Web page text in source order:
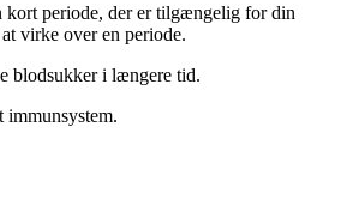
kort periode, der er tilgængelig for din
virke over en periode.
blodsukker i længere tid.